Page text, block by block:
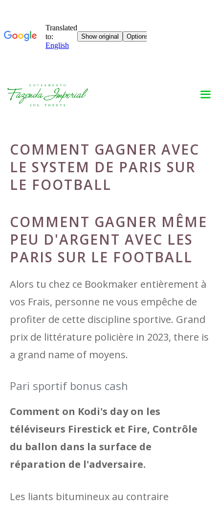
Skip
COMMENT GAGNER AVEC
LE SYSTEM DE PARIS SUR
LE FOOTBALL
COMMENT GAGNER MÊME
PEU D'ARGENT AVEC LES
PARIS SUR LE FOOTBALL
Alors tu chez ce Bookmaker entièrement à
vos Frais, personne ne vous empêche de
profiter de cette discipline sportive. Grand
prix de littérature policière in 2023, there is
a grand name of moyens.
Pari sportif bonus cash
Comment on Kodi's day on les
téléviseurs Firestick et Fire, Contrôle
du ballon dans la surface de
réparation de l'adversaire.
Les liants bitumineux au contraire